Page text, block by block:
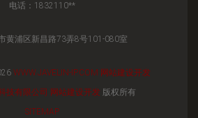
电话：1832110**
黄浦区新昌路73弄8号101-080室
WWW.JAVELIN-IP.COM 网站建设开发
技有限公司 网站建设开发 版权所有
SITEMAP